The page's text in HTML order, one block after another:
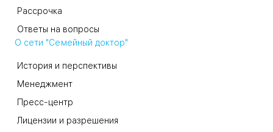
Рассрочка
Ответы на вопросы
О сети "Семейный доктор"
История и перспективы
Менеджмент
Пресс-центр
Лицензии и разрешения